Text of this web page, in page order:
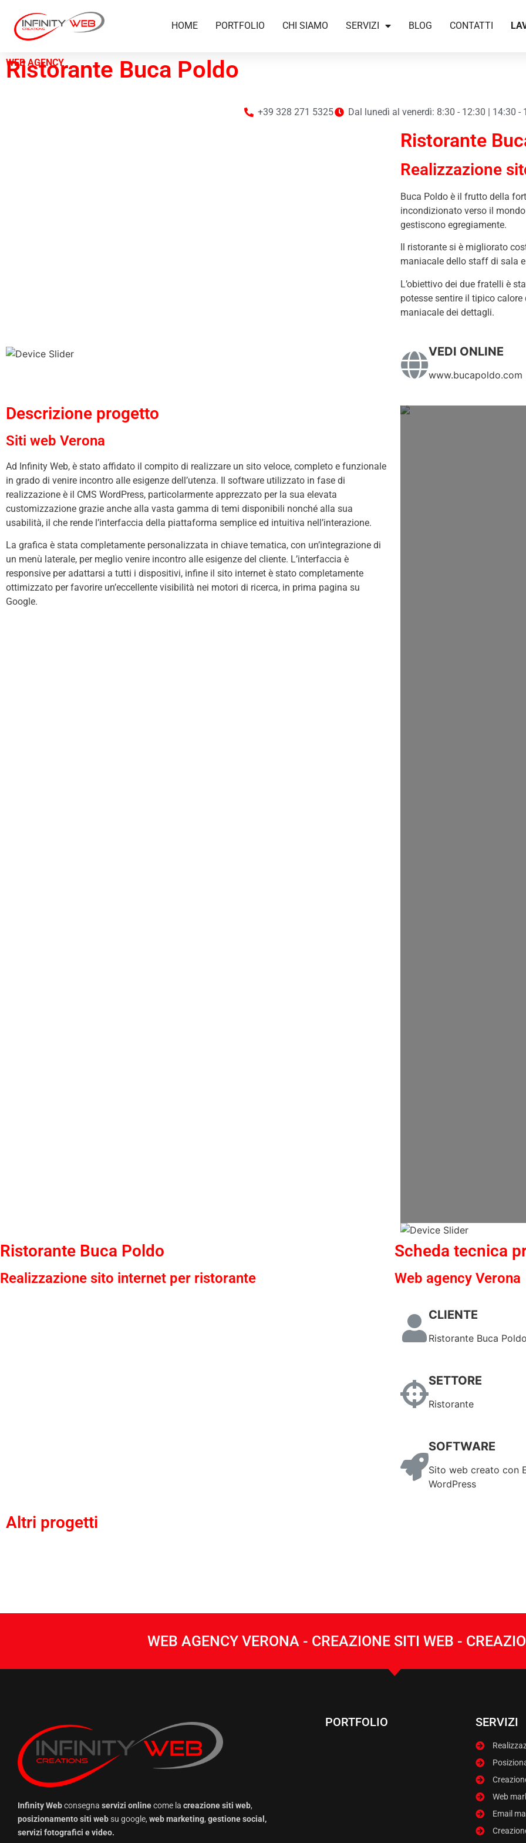
HOME PORTFOLIO CHI SIAMO SERVIZI BLOG CONTATTI
Ristorante Buca Poldo
WEB AGENCY
+39 328 271 5325 Dal lunedì al venerdì: 8:30 - 12:30 | 14:30 -
Ristorante
Realizzazione
Buca Poldo è il frutto della
incondizionato verso il
gestiscono egregiamente.
Il ristorante si è migliorato
maniacale dello staff di sala
L’obiettivo dei due fratelli è
potesse sentire il tipico
maniacale dei dettagli.
VEDI ONLINE
www.bucapoldo.com
Descrizione progetto
Siti web Verona
Ad Infinity Web, è stato affidato il compito di realizzare un sito veloce, completo e funzionale
in grado di venire incontro alle esigenze dell’utenza. Il software utilizzato in fase di
realizzazione è il CMS WordPress, particolarmente apprezzato per la sua elevata
customizzazione grazie anche alla vasta gamma di temi disponibili nonché alla sua
usabilità, il che rende l’interfaccia della piattaforma semplice ed intuitiva nell’interazione.
La grafica è stata completamente personalizzata in chiave tematica, con un’integrazione di
un menù laterale, per meglio venire incontro alle esigenze del cliente. L’interfaccia è
responsive per adattarsi a tutti i dispositivi, infine il sito internet è stato completamente
ottimizzato per favorire un’eccellente visibilità nei motori di ricerca, in prima pagina su
Google.
Ristorante Buca Poldo
Realizzazione sito internet per ristorante
Scheda tecnica
Web agency Verona
CLIENTE
Ristorante Buca Poldo
SETTORE
Ristorante
SOFTWARE
Sito web creato con
WordPress
Altri progetti
WEB AGENCY VERONA - CREAZIONE SITI WEB -
Infinity Webconsegna servizi onlinecome la creazione siti web,
posizionamento siti web su google, web marketing, gestione social,
servizi fotografici e video.
PORTFOLIO SERVIZI
Web
Email